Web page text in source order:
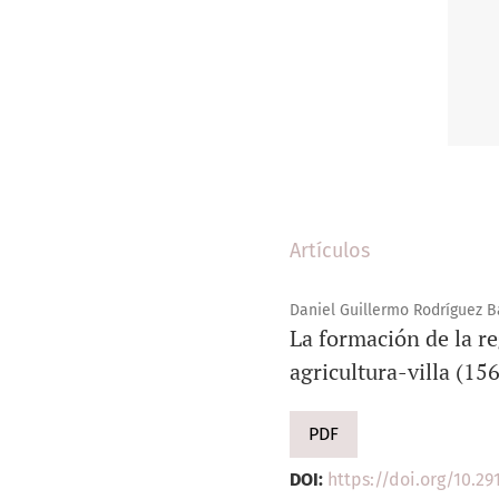
Artículos
Daniel Guillermo Rodríguez
La formación de la
agricultura-villa
PDF
DOI: https://doi.org/